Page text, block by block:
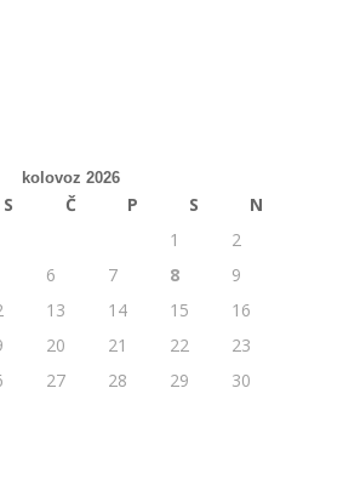
kolovoz 2026
S Č P S
N
1
2
6 7 8
9
13 14 15
16
20 21 22
23
27 28 29
30